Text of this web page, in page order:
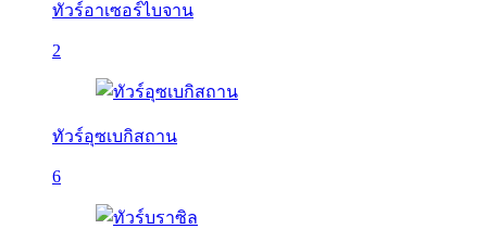
ทัวร์อาเซอร์ไบจาน
2
ทัวร์อุซเบกิสถาน
6